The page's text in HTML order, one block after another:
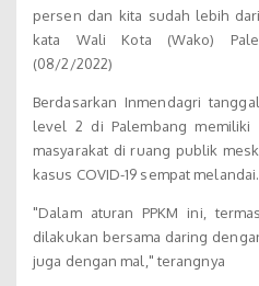
persen dan kita sudah lebih
kata Wali Kota (Wako)
(08/2/2022)
Berdasarkan Inmendagri
level 2 di Palembang memiliki
masyarakat di ruang publik
kasus COVID-19 sempat melandai.
"Dalam aturan PPKM ini,
dilakukan bersama daring
juga dengan mal," terangnya